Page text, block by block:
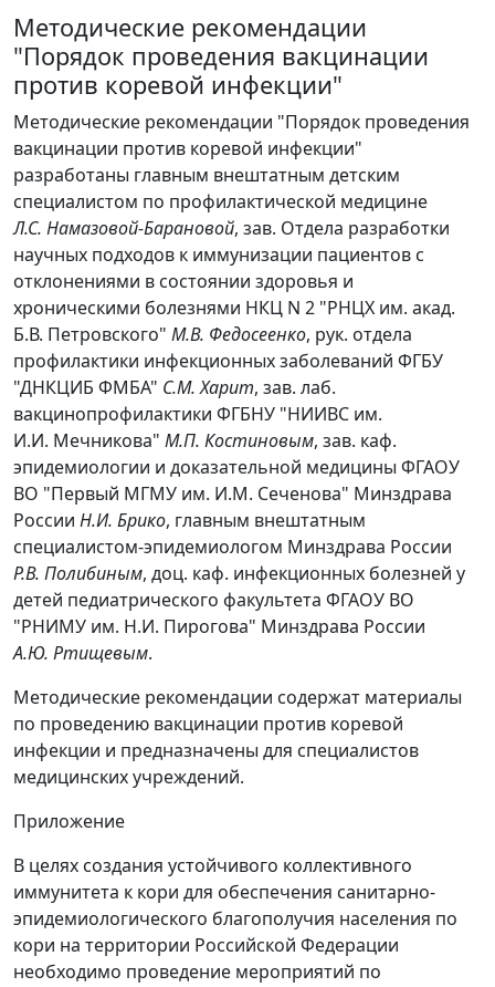
Методические рекомендации
"Порядок проведения вакцинации
против коревой инфекции"
Методические рекомендации "Порядок проведения
вакцинации против коревой инфекции"
разработаны главным внештатным детским
специалистом по профилактической медицине
Л.С. Намазовой-Барановой, зав. Отдела разработки
научных подходов к иммунизации пациентов с
отклонениями в состоянии здоровья и
хроническими болезнями НКЦ N 2 "РНЦХ им. акад.
Б.В. Петровского" М.В. Федосеенко, рук. отдела
профилактики инфекционных заболеваний ФГБУ
"ДНКЦИБ ФМБА" С.М. Харит, зав. лаб.
вакцинопрофилактики ФГБНУ "НИИВС им.
И.И. Мечникова" М.П. Костиновым, зав. каф.
эпидемиологии и доказательной медицины ФГАОУ
ВО "Первый МГМУ им. И.М. Сеченова" Минздрава
России Н.И. Брико, главным внештатным
специалистом-эпидемиологом Минздрава России
Р.В. Полибиным, доц. каф. инфекционных болезней у
детей педиатрического факультета ФГАОУ ВО
"РНИМУ им. Н.И. Пирогова" Минздрава России
А.Ю. Ртищевым.
Методические рекомендации содержат материалы
по проведению вакцинации против коревой
инфекции и предназначены для специалистов
медицинских учреждений.
Приложение
В целях создания устойчивого коллективного
иммунитета к кори для обеспечения санитарно-
эпидемиологического благополучия населения по
кори на территории Российской Федерации
необходимо проведение мероприятий по